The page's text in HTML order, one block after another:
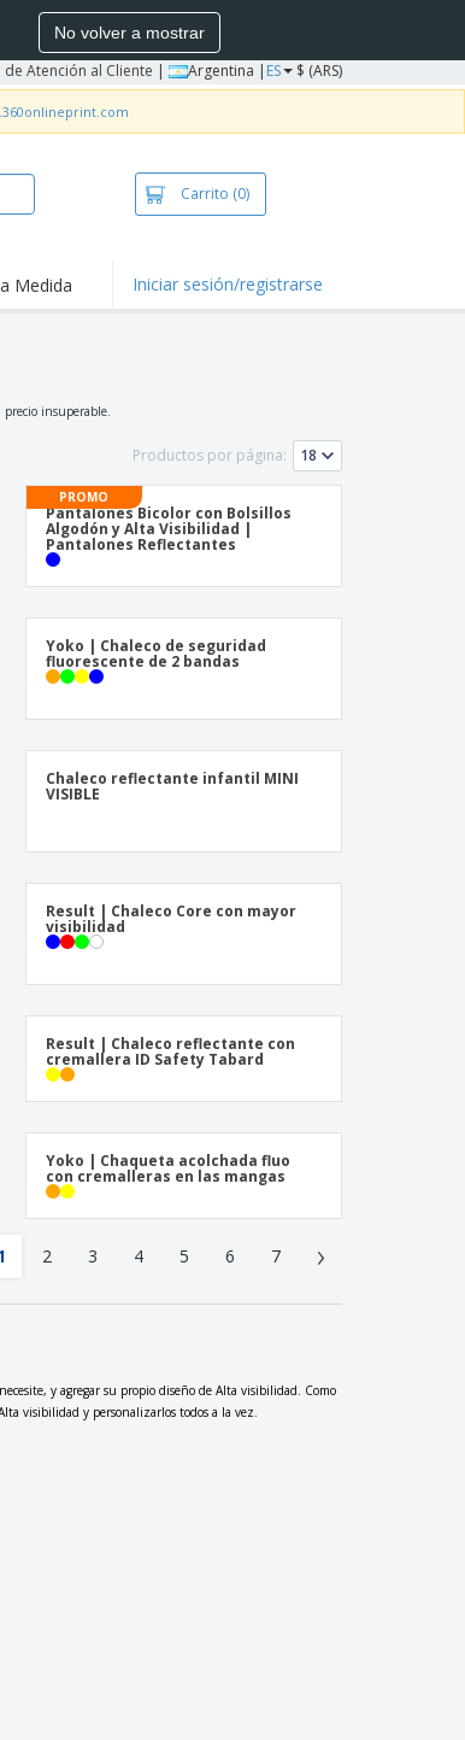
No volver a mostrar
de Atención al Cliente | Argentina | ES $ (ARS)
Carrito (0)
Medida Iniciar sesión/registrarse
insuperable.
Productos por página:
PROMO
Pantalones Bicolor con Bolsillos
Algodón y Alta Visibilidad |
Pantalones Reflectantes
Yoko | Chaleco de seguridad
fluorescente de 2 bandas
Chaleco reflectante infantil MINI
VISIBLE
Result | Chaleco Core con mayor
visibilidad
Result | Chaleco reflectante con
cremallera ID Safety Tabard
Yoko | Chaqueta acolchada fluo
con cremalleras en las mangas
2 3 4 5 6 7 ›
y agregar su propio diseño de Alta visibilidad. Como
visibilidad y personalizarlos todos a la vez.